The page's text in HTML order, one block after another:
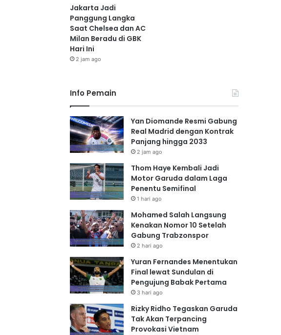
Jakarta Jadi
Panggung Langka
Saat Chelsea dan AC
Milan Beradu di GBK
Hari Ini
2 jam ago
Info Pemain
Yan Diomande Resmi Gabung
Real Madrid dengan Kontrak
Panjang hingga 2033
2 jam ago
Thom Haye Kembali Jadi
Motor Garuda dalam Laga
Penentu Semifinal
1 hari ago
Mohamed Salah Langsung
Kenakan Nomor 10 Setelah
Gabung Trabzonspor
2 hari ago
Yuran Fernandes Menentukan
Final lewat Sundulan di
Pengujung Babak Pertama
3 hari ago
Rizky Ridho Tegaskan Garuda
Tak Akan Terpancing
Provokasi Vietnam